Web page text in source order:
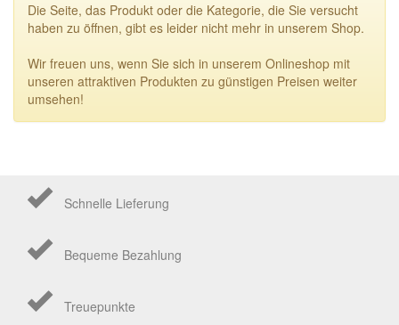
Die Seite, das Produkt oder die Kategorie, die Sie versucht
haben zu öffnen, gibt es leider nicht mehr in unserem Shop.
Wir freuen uns, wenn Sie sich in unserem Onlineshop mit
unseren attraktiven Produkten zu günstigen Preisen weiter
umsehen!
Schnelle Lieferung
Bequeme Bezahlung
Treuepunkte